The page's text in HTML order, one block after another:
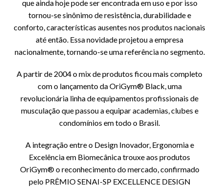
que ainda hoje pode ser encontrada em uso e por isso
tornou-se sinônimo de resistência, durabilidade e
conforto, características ausentes nos produtos nacionais
até então. Essa novidade projetou a empresa
nacionalmente, tornando-se uma referência no segmento.
A partir de 2004 o mix de produtos ficou mais completo
com o lançamento da OriGym® Black, uma
revolucionária linha de equipamentos profissionais de
musculação que passou a equipar academias, clubes e
condomínios em todo o Brasil.
A integração entre o Design Inovador, Ergonomia e
Excelência em Biomecânica trouxe aos produtos
OriGym® o reconhecimento do mercado, confirmado
pelo PRÊMIO SENAI-SP EXCELLENCE DESIGN